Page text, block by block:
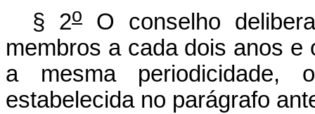
§ 2o
O conselho
membros a cada dois anos
a mesma periodicidade,
estabelecida no parágrafo